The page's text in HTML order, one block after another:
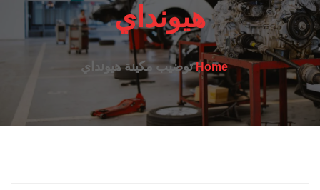
هيونداي
Homeتوضيب مكينة هيونداي